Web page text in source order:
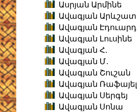
Ասրյան Արմինե
Ավագյան Արևշատ
Ավագյան Էդուարդ
Ավագյան Լուսինե
Ավագյան Հ․
Ավագյան Մ․
Ավագյան Շուշան
Ավագյան Ռաֆայել
Ավագյան Սերգեյ
Ավագյան Սոնա